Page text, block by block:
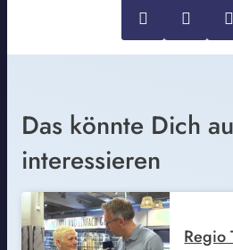
Das könnte Dich
interessieren
Regio